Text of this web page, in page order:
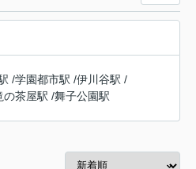
/学園都市駅 /伊川谷駅 /
の茶屋駅 /舞子公園駅